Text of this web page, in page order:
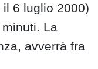
6 luglio 2000)
La
avverrà fra